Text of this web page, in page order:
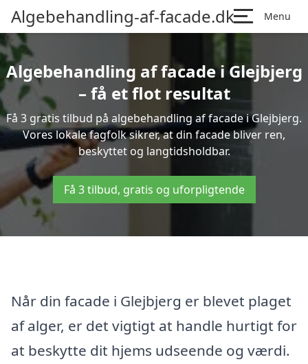
Algebehandling-af-facade.dk Menu
Algebehandling af facade i Glejbjerg
– få et flot resultat
Få 3 gratis tilbud på algebehandling af facade i Glejbjerg.
Vores lokale fagfolk sikrer, at din facade bliver ren,
beskyttet og langtidsholdbar.
Få 3 tilbud, gratis og uforpligtende
Når din facade i Glejbjerg er blevet plaget
af alger, er det vigtigt at handle hurtigt for
at beskytte dit hjems udseende og værdi.